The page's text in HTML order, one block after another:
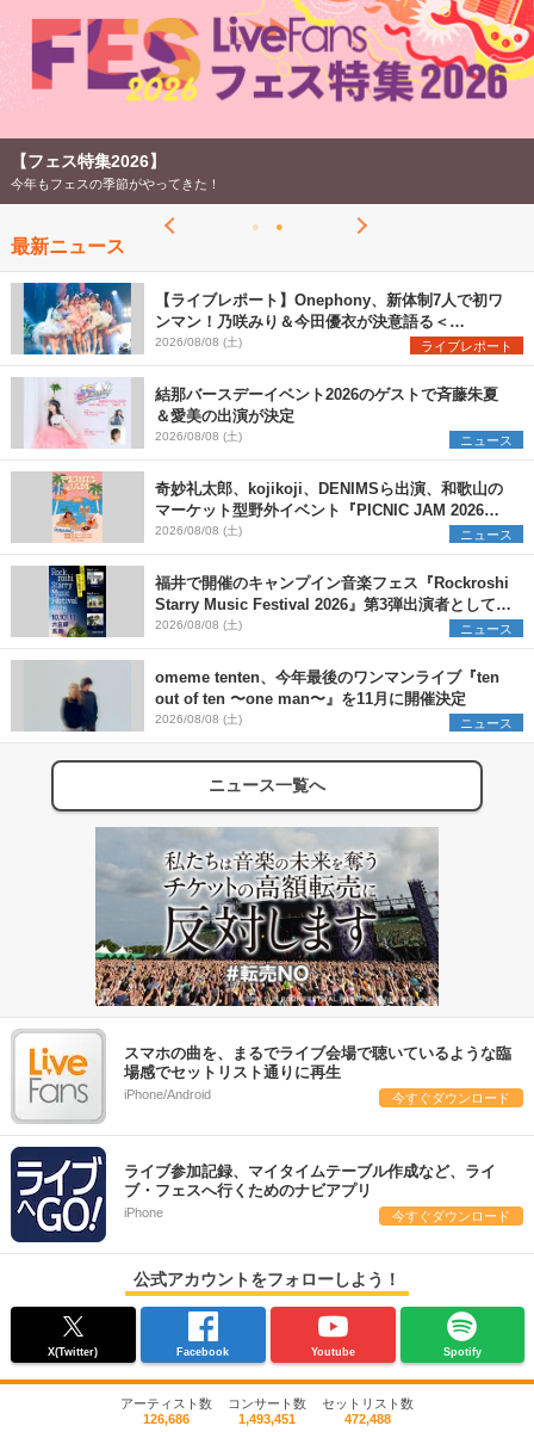
【フェス特集2026】
今年もフェスの季節がやってきた！
最新ニュース
【ライブレポート】Onephony、新体制7人で初ワ
ンマン！乃咲みり＆今田優衣が決意語る＜
Onephony新体制1st Oneman Live はじまりの夏
＞
2026/08/08 (土) ライブレポート
結那バースデーイベント2026のゲストで斉藤朱夏
＆愛美の出演が決定
2026/08/08 (土) ニュース
奇妙礼太郎、kojikoji、DENIMSら出演、和歌山の
マーケット型野外イベント『PICNIC JAM 2026』
早割チケット発売開始
2026/08/08 (土) ニュース
福井で開催のキャンプイン音楽フェス『Rockroshi
Starry Music Festival 2026』第3弾出演者として
SCOOBIE DO、かりゆし58、Reiを発表
2026/08/08 (土) ニュース
omeme tenten、今年最後のワンマンライブ『ten
out of ten 〜one man〜』を11月に開催決定
2026/08/08 (土) ニュース
ニュース一覧へ
スマホの曲を、まるでライブ会場で聴いているような臨
場感でセットリスト通りに再生
iPhone/Android 今すぐダウンロード
ライブ参加記録、マイタイムテーブル作成など、ライ
ブ・フェスへ行くためのナビアプリ
iPhone 今すぐダウンロード
公式アカウントをフォローしよう！
X(Twitter) Facebook Youtube Spotify
アーティスト数
126,686
コンサート数
1,493,451
セットリスト数
472,488